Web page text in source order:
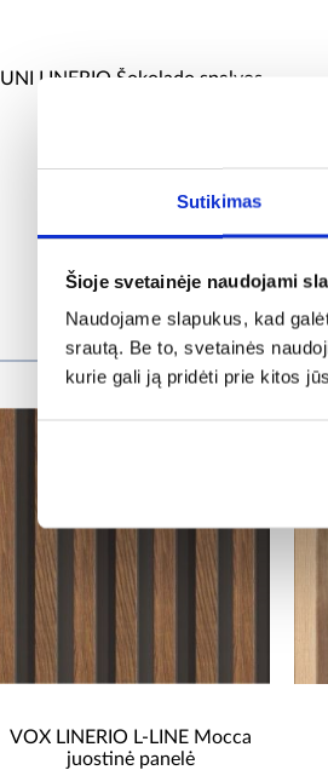
Sutikimas
Šioje svetainėje naudojami
Naudojame slapukus, kad
srautą. Be to, svetainės
kurie gali ją pridėti prie kitos
UNI LINERIO Šokolado spalvos
Pirkėjai,
VOX LINERIO L-LINE Mocca
juostinė panelė